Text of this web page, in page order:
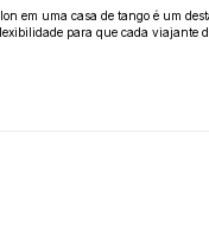
em uma casa de tango é um
para que cada viajante